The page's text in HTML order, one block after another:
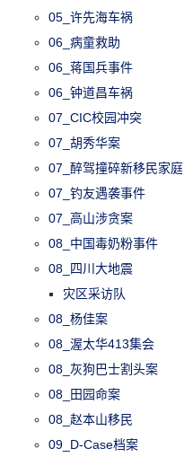
05_许先海车祸
06_病童救助
06_蒋国兵事件
06_钟道昌车祸
07_CIC校园冲突
07_胡秀华案
07_醉驾撞碎新移民家庭
07_钓友遇袭事件
07_高山涉贪案
08_中国毒奶粉事件
08_四川大地震
灾区采访队
08_杨佳案
08_渥太华413集会
08_灰狗巴士割头案
08_田园命案
08_赵本山移民
09_D-Case档案